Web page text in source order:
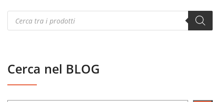
Products
search
Cerca nel BLOG